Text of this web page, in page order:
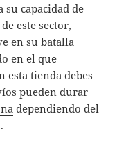
capacidad de
este sector,
en su batalla
en el que
esta tienda debes
pueden durar
dependiendo del